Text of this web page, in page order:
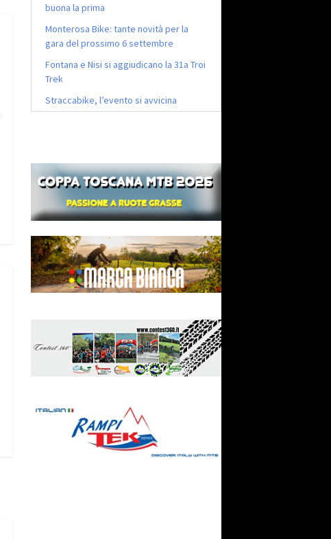
buona la prima
Monterosa Bike: tante novità per la
gara del prossimo 6 settembre
Fontana e Nisi si aggiudicano la 31a Troi
Trek
Straccabike, l’evento si avvicina